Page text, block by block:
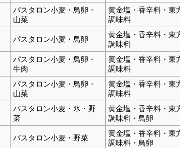
パスタロン小麦・鳥卵・
山菜
黄金塩・香辛料・東
調味料
パスタロン小麦・鳥卵
黄金塩・香辛料・東
調味料
パスタロン小麦・鳥卵・
牛肉
黄金塩・香辛料・東
調味料
パスタロン小麦・鳥卵・
山菜
黄金塩・香辛料・東
調味料
パスタロン小麦・氷・野
菜
黄金塩・香辛料・東
調味料・鳥卵
パスタロン小麦・野菜
黄金塩・香辛料・東
調味料・鳥卵